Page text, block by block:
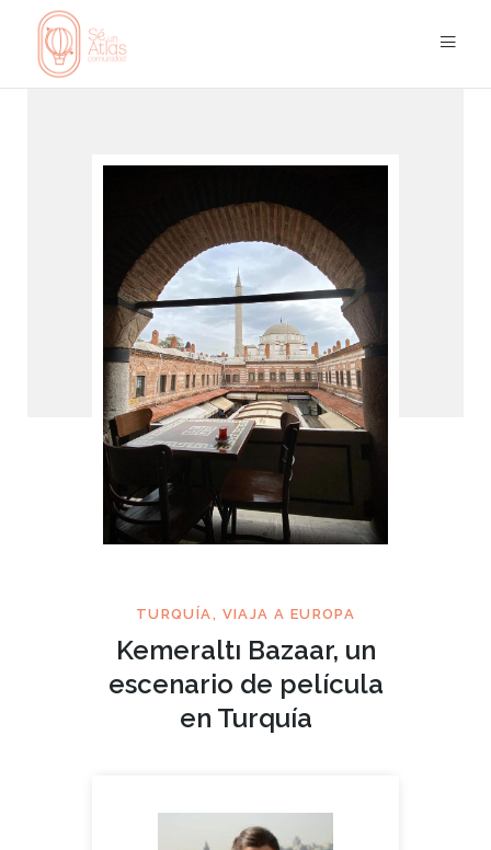
TURQUÍA, VIAJA A EUROPA
Kemeraltı Bazaar, un
escenario de película
en Turquía